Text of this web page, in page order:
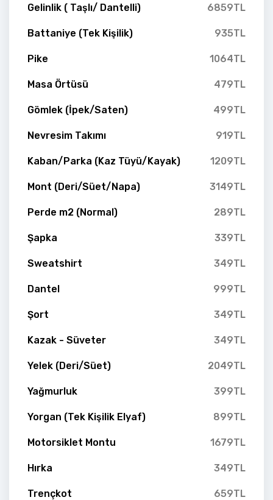
Gelinlik ( Taşlı/ Dantelli) 6859TL
Battaniye (Tek Kişilik) 935TL
Pike 1064TL
Masa Örtüsü 479TL
Gömlek (İpek/Saten) 499TL
Nevresim Takımı 919TL
Kaban/Parka (Kaz Tüyü/Kayak) 1209TL
Mont (Deri/Süet/Napa) 3149TL
Perde m2 (Normal) 289TL
Şapka 339TL
Sweatshirt 349TL
Dantel 999TL
Şort 349TL
Kazak - Süveter 349TL
Yelek (Deri/Süet) 2049TL
Yağmurluk 399TL
Yorgan (Tek Kişilik Elyaf) 899TL
Motorsiklet Montu 1679TL
Hırka 349TL
Trençkot 659TL